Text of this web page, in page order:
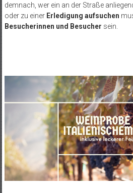
demnach, wer ein an der Straße
oder zu einer Erledigung aufsuchen
Besucherinnen und Besucher sein.